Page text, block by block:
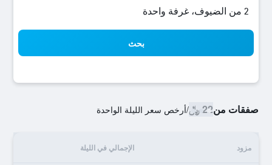
2 من الضيوف، غرفة واحدة
بحث
صفقات من22 ﷼ /أرخص سعر الليلة الواحدة
مزود الإجمالي في الليلة